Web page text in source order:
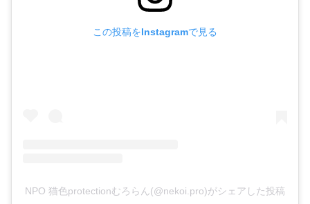
この投稿をInstagramで見る
NPO 猫色protectionむろらん(@nekoi.pro)がシェアした投稿